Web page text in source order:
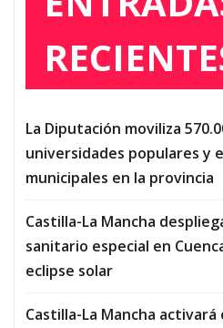
La Diputación moviliza
universidades populares y
municipales en la provincia
Castilla-La Mancha
sanitario especial en
eclipse solar
Castilla-La Mancha activará